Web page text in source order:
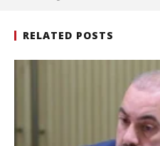
RELATED POSTS